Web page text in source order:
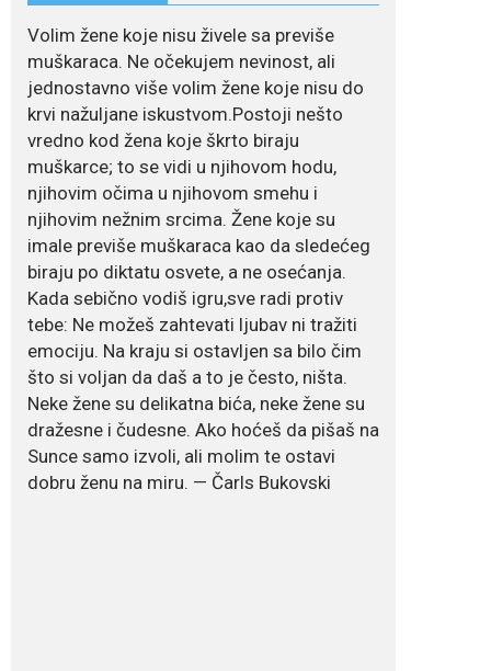
za podsticanje
metabolizma za više
energije i zdravu težinu
Ne postoji brz ni
jednostavan način za
mršavljenje,...
July 19, 2026
Dejana Golubović
Pejović zablistala u
kupaćem: Poslije
drugog porođaja
zategnuta kao praćka
Crnogorska voditeljka Dejana Golubović Pejović
ponovo je oduševila...
July 19, 2026
Raskid sa ovim
znakovima zodijaka
teško mogu da se
zaborave
Bilo da je riječ o njihovoj harizmi, emocionalnoj...
Volim žene koje nisu živele sa previše
muškaraca. Ne očekujem nevinost, ali
jednostavno više volim žene koje nisu do
krvi nažuljane iskustvom.Postoji nešto
vredno kod žena koje škrto biraju
muškarce; to se vidi u njihovom hodu,
njihovim očima u njihovom smehu i
njihovim nežnim srcima. Žene koje su
imale previše muškaraca kao da sledećeg
biraju po diktatu osvete, a ne osećanja.
Kada sebično vodiš igru,sve radi protiv
tebe: Ne možeš zahtevati ljubav ni tražiti
emociju. Na kraju si ostavljen sa bilo čim
što si voljan da daš a to je često, ništa.
Neke žene su delikatna bića, neke žene su
dražesne i čudesne. Ako hoćeš da pišaš na
Sunce samo izvoli, ali molim te ostavi
dobru ženu na miru. — Čarls Bukovski